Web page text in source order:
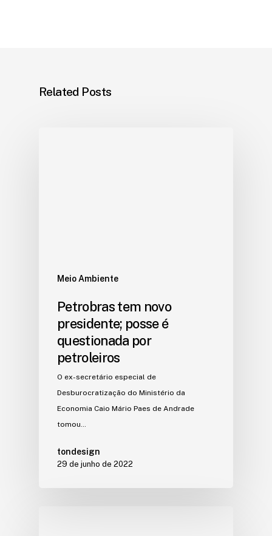
Related Posts
Meio Ambiente
Petrobras tem novo
presidente; posse é
questionada por
petroleiros
O ex-secretário especial de
Desburocratização do Ministério da
Economia Caio Mário Paes de Andrade
tomou…
tondesign
29 de junho de 2022